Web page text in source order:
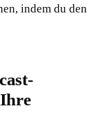
indem du den